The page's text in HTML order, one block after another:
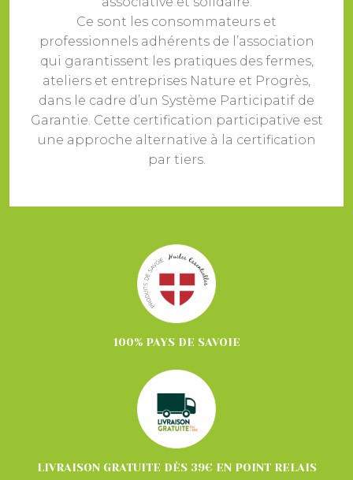
Ce sont les consommateurs et
professionnels adhérents de l’association
qui garantissent les pratiques des fermes,
ateliers et entreprises Nature et Progrès,
dans le cadre d’un Système Participatif de
Garantie. Cette certification participative est
une approche alternative à la certification
par tiers.
100% PAYS DE SAVOIE
LIVRAISON GRATUITE DÈS 39€ EN POINT RELAIS